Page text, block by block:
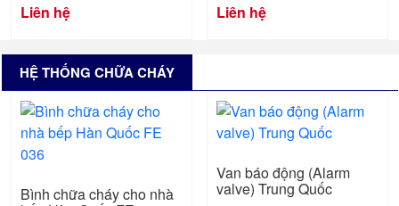
Liên hệ
Liên hệ
HỆ THỐNG CHỮA CHÁY
Bình chữa cháy cho nhà
Van báo động (Alarm
valve) Trung Quốc